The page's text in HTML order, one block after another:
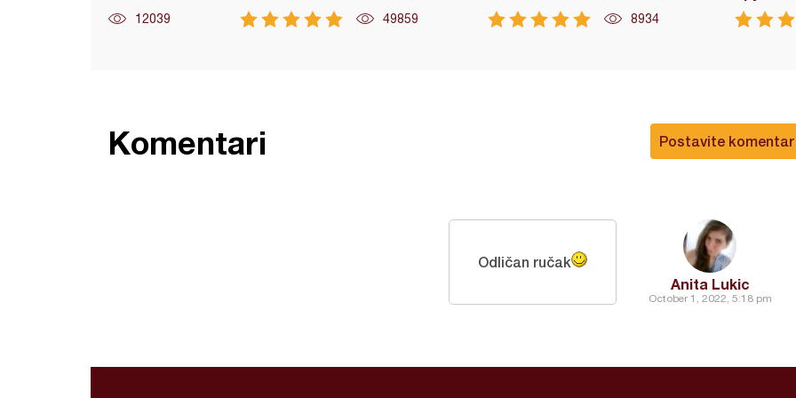
12039 49859 8934
Postavite komentar
Komentari
Anita Lukic
October 1, 2022, 5:18 pm
Odličan ručak